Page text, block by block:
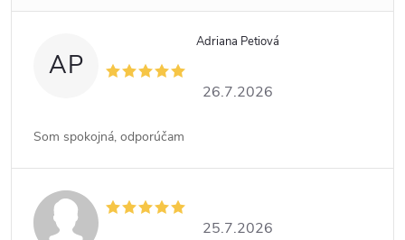
AP
Adriana Petiová
26.7.2026
Som spokojná, odporúčam
25.7.2026